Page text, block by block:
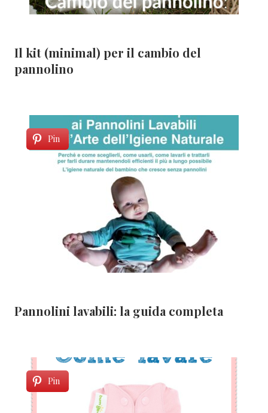
Il kit (minimal) per il cambio del
pannolino
Pin
Pannolini lavabili: la guida completa
Pin